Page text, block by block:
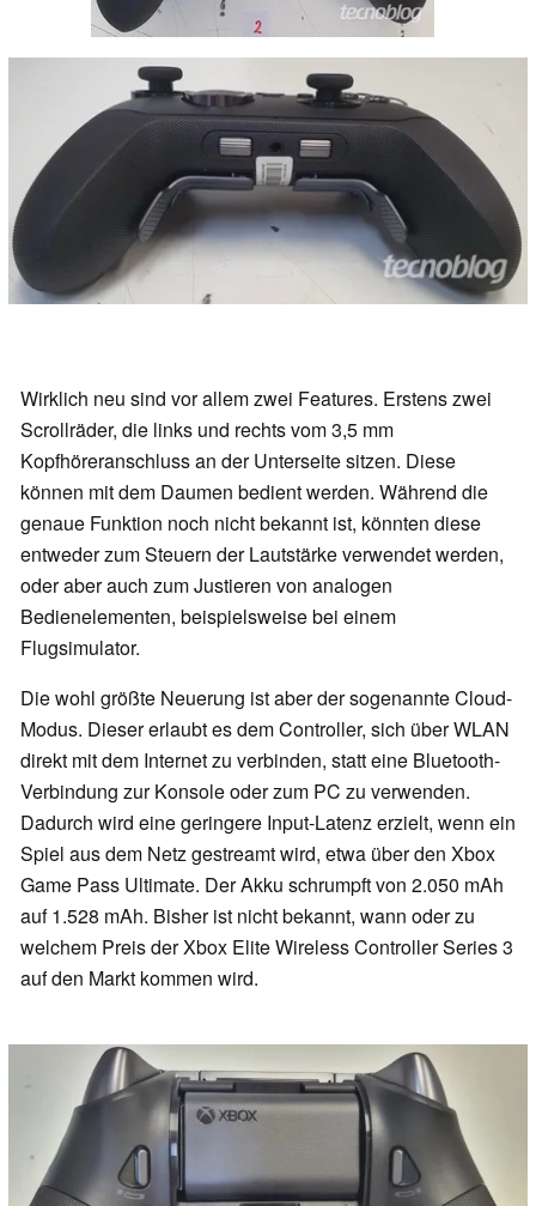
Wirklich neu sind vor allem zwei Features. Erstens zwei
Scrollräder, die links und rechts vom 3,5 mm
Kopfhöreranschluss an der Unterseite sitzen. Diese
können mit dem Daumen bedient werden. Während die
genaue Funktion noch nicht bekannt ist, könnten diese
entweder zum Steuern der Lautstärke verwendet werden,
oder aber auch zum Justieren von analogen
Bedienelementen, beispielsweise bei einem
Flugsimulator.
Die wohl größte Neuerung ist aber der sogenannte Cloud-
Modus. Dieser erlaubt es dem Controller, sich über WLAN
direkt mit dem Internet zu verbinden, statt eine Bluetooth-
Verbindung zur Konsole oder zum PC zu verwenden.
Dadurch wird eine geringere Input-Latenz erzielt, wenn ein
Spiel aus dem Netz gestreamt wird, etwa über den Xbox
Game Pass Ultimate. Der Akku schrumpft von 2.050 mAh
auf 1.528 mAh. Bisher ist nicht bekannt, wann oder zu
welchem Preis der Xbox Elite Wireless Controller Series 3
auf den Markt kommen wird.